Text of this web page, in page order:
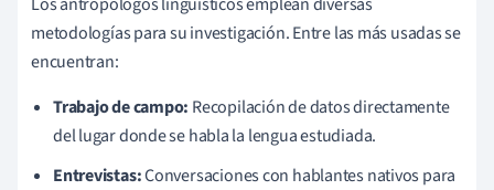
metodologías para su investigación. Entre las más usadas se
encuentran:
Trabajo de campo: Recopilación de datos directamente
del lugar donde se habla la lengua estudiada.
Entrevistas:Conversaciones con hablantes nativos para